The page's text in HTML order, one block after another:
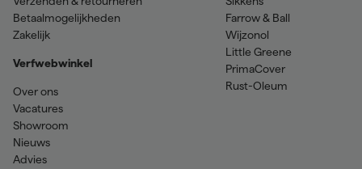
Betaalmogelijkheden
Zakelijk
Verfwebwinkel
Over ons
Vacatures
Showroom
Nieuws
Advies
Farrow & Ball
Wijzonol
Little Greene
PrimaCover
Rust-Oleum